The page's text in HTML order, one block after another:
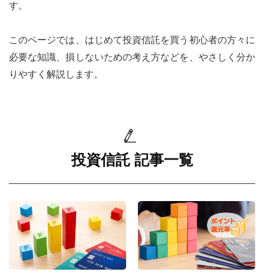
す。
このページでは、はじめて投資信託を買う初心者の方々に
必要な知識、損しないための考え方などを、やさしく分か
りやすく解説します。
投資信託 記事一覧